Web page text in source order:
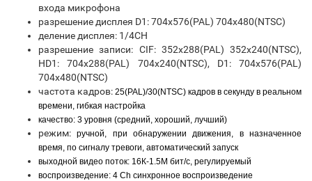
входа микрофона
разрешение дисплея D1: 704x576(PAL) 704x480(NTSC)
деление дисплея: 1/4CH
разрешение записи: CIF: 352x288(PAL) 352x240(NTSC),
HD1: 704x288(PAL) 704x240(NTSC), D1: 704x576(PAL)
704x480(NTSC)
частота кадров: 25(PAL)/30(NTSC) кадров в секунду в реальном
времени, гибкая настройка
качество: 3 уровня (средний, хороший, лучший)
режим:ручной, при обнаружении движения, в назначенное
время, по сигналу тревоги, автоматический запуск
выходной видео поток: 16К-1.5М бит/c, регулируемый
воспроизведение: 4 Ch синхронное воспроизведение